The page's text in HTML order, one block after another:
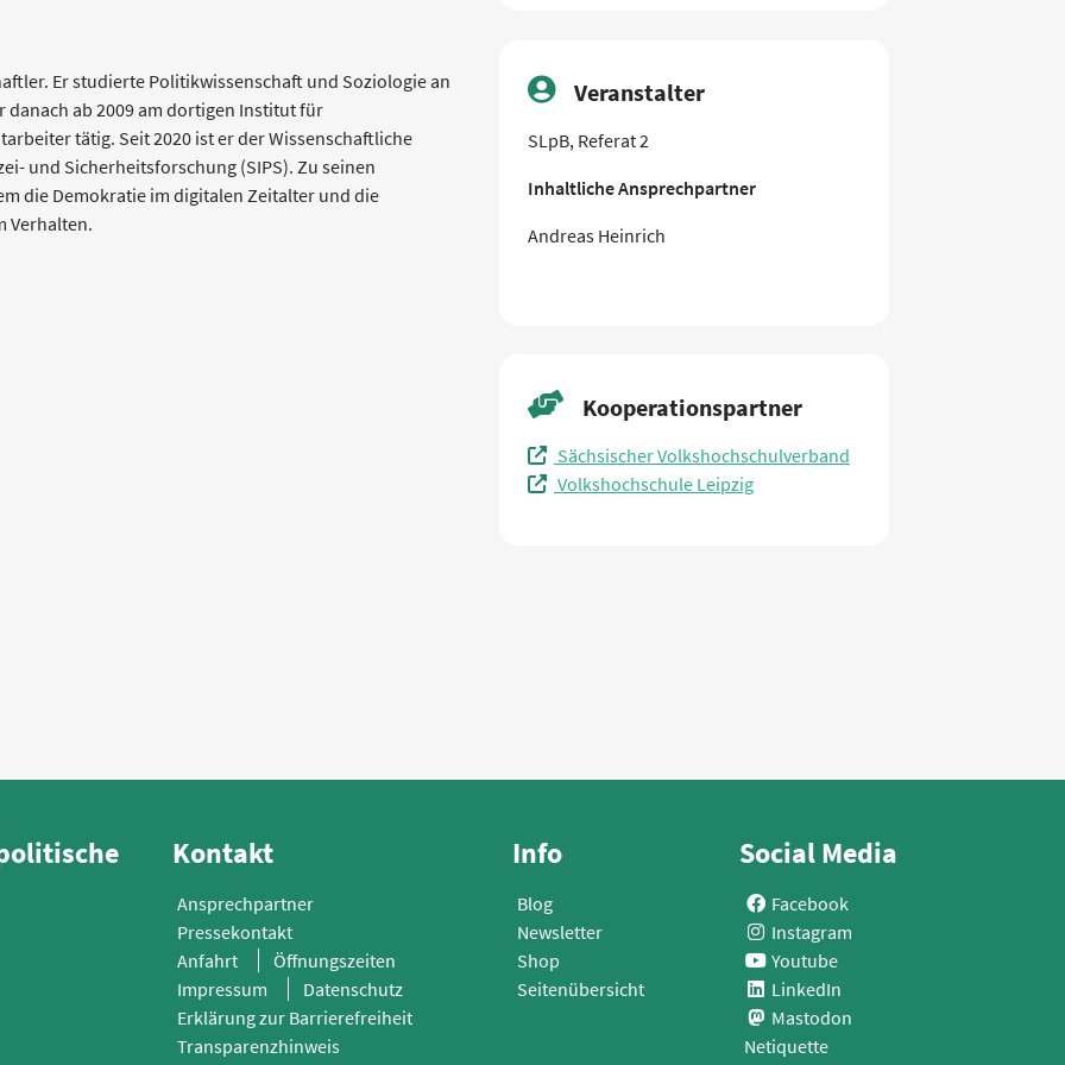
Er studierte Politikwissenschaft und Soziologie an
danach ab 2009 am dortigen Institut für
tätig. Seit 2020 ist er der Wissenschaftliche
und Sicherheitsforschung (SIPS). Zu seinen
die Demokratie im digitalen Zeitalter und die
Verhalten.
Veranstalter
SLpB, Referat 2
Inhaltliche Ansprechpartner
Andreas Heinrich
Kooperationspartner
Sächsischer Volkshochschulverband
Volkshochschule Leipzig
Kontakt
Ansprechpartner
Pressekontakt
Anfahrt
Öffnungszeiten
Impressum
Datenschutz
Erklärung zur Barrierefreiheit
Transparenzhinweis
Info
Blog
Newsletter
Shop
Seitenübersicht
Social Media
Facebook
Instagram
Youtube
LinkedIn
Mastodon
Netiquette